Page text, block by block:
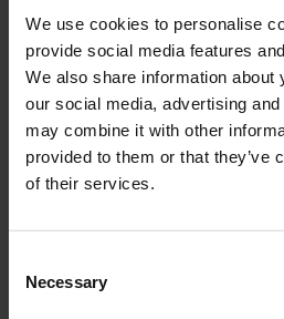
We use cookies to personalise
provide social media features
We also share information about
our social media, advertising
may combine it with other
provided to them or that they’ve
of their services.
Selection
Necessary
Palmaria bringt die Energie des
Formensprache. Goldene
setzen einen dezenten, leuchtenden
Crème Rouge – leuchtende Rottöne von
Creme, ausdrucksstark und ausgewogen.
Träger längenverstellbar. Voll gefüttert